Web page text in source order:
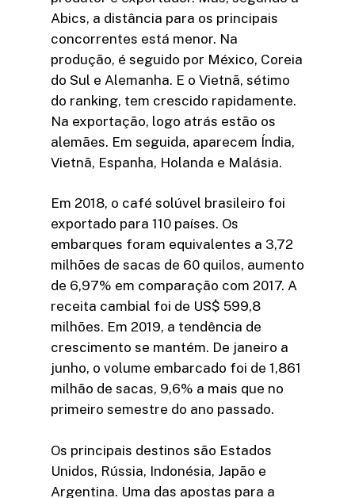
Abics, a distância para os principais
concorrentes está menor. Na
produção, é seguido por México, Coreia
do Sul e Alemanha. E o Vietnã, sétimo
do ranking, tem crescido rapidamente.
Na exportação, logo atrás estão os
alemães. Em seguida, aparecem Índia,
Vietnã, Espanha, Holanda e Malásia.
Em 2018, o café solúvel brasileiro foi
exportado para 110 países. Os
embarques foram equivalentes a 3,72
milhões de sacas de 60 quilos, aumento
de 6,97% em comparação com 2017. A
receita cambial foi de US$ 599,8
milhões. Em 2019, a tendência de
crescimento se mantém. De janeiro a
junho, o volume embarcado foi de 1,861
milhão de sacas, 9,6% a mais que no
primeiro semestre do ano passado.
Os principais destinos são Estados
Unidos, Rússia, Indonésia, Japão e
Argentina. Uma das apostas para a